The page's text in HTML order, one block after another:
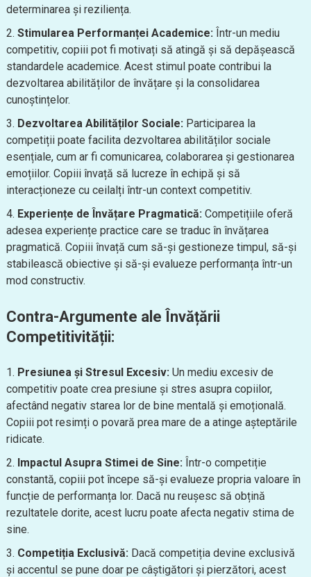
determinarea și reziliența.
Stimularea Performanței Academice: Într-un mediu
competitiv, copiii pot fi motivați să atingă și să depășească
standardele academice. Acest stimul poate contribui la
dezvoltarea abilităților de învățare și la consolidarea
cunoștințelor.
Dezvoltarea Abilităților Sociale: Participarea la
competiții poate facilita dezvoltarea abilităților sociale
esențiale, cum ar fi comunicarea, colaborarea și gestionarea
emoțiilor. Copiii învață să lucreze în echipă și să
interacționeze cu ceilalți într-un context competitiv.
Experiențe de Învățare Pragmatică: Competițiile oferă
adesea experiențe practice care se traduc în învățarea
pragmatică. Copiii învață cum să-și gestioneze timpul, să-și
stabilească obiective și să-și evalueze performanța într-un
mod constructiv.
Contra-Argumente ale Învățării
Competitivității:
Presiunea și Stresul Excesiv: Un mediu excesiv de
competitiv poate crea presiune și stres asupra copiilor,
afectând negativ starea lor de bine mentală și emoțională.
Copiii pot resimți o povară prea mare de a atinge așteptările
ridicate.
Impactul Asupra Stimei de Sine: Într-o competiție
constantă, copiii pot începe să-și evalueze propria valoare în
funcție de performanța lor. Dacă nu reușesc să obțină
rezultatele dorite, acest lucru poate afecta negativ stima de
sine.
Competiția Exclusivă: Dacă competiția devine exclusivă
și accentul se pune doar pe câștigători și pierzători, acest